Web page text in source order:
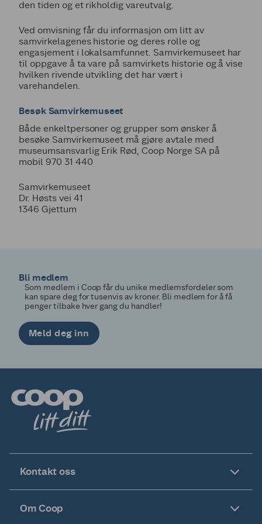
den tiden og et rikholdig vareutvalg.
Ved omvisning får du informasjon om litt av
samvirkelagenes historie og deres rolle og
engasjement i lokalsamfunnet. Samvirkemuseet har
til oppgave å ta vare på samvirkets historie og å vise
hvilken rivende utvikling det har vært i
varehandelen.
Besøk Samvirkemuseet
Både enkeltpersoner og grupper som ønsker å
besøke Samvirkemuseet må gjøre avtale med
museumsansvarlig Erik Rød, Coop Norge SA på
mobil 970 31 440
Samvirkemuseet
Dr. Høsts vei 41
1346 Gjettum
Bli medlem
Som medlem i Coop får du unike medlemsfordeler som
kan spare deg for tusenvis av kroner. Bli medlem for å få
penger tilbake hver gang du handler!
Meld deg inn
Kontakt oss
Om Coop